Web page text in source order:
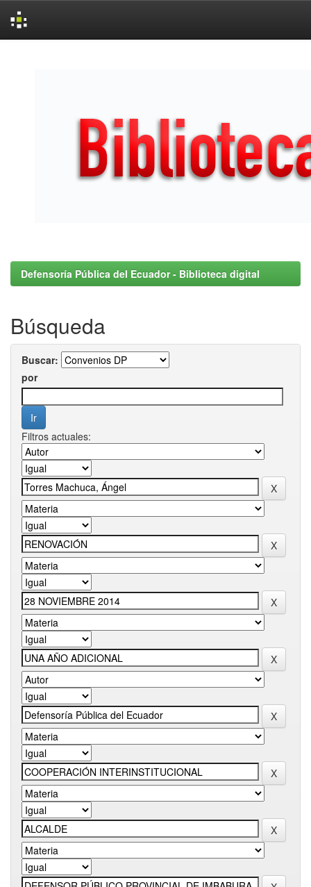
Defensoría Pública del Ecuador - Biblioteca digital
Búsqueda
Buscar:
por
Filtros actuales: